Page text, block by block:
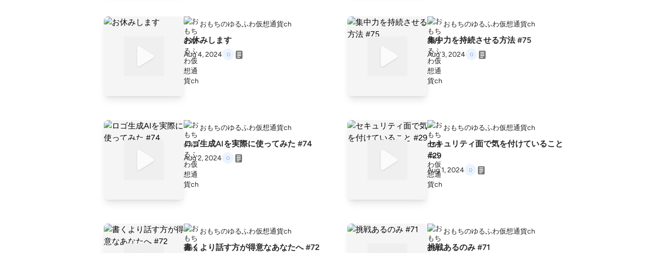
おもちのゆるふわ仮想通貨ch
お休みします
Aug 4, 2024
おもちのゆるふわ仮想通貨ch
集中力を持続させる方法 #75
Aug 3, 2024
おもちのゆるふわ仮想通貨ch
ロゴ生成AIを実際に使ってみた #74
Aug 2, 2024
おもちのゆるふわ仮想通貨ch
セキュリティ面で気を付けていること
#29
Aug 1, 2024
おもちのゆるふわ仮想通貨ch
書くより話す方が得意なあなたへ #72
おもちのゆるふわ仮想通貨ch
挑戦あるのみ #71